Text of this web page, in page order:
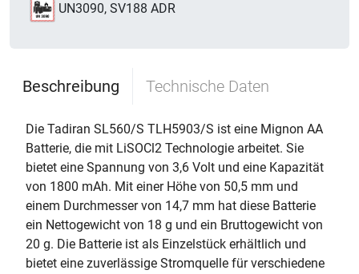
UN3090, SV188 ADR
Beschreibung Technische Daten
Die Tadiran SL560/S TLH5903/S ist eine Mignon AA
Batterie, die mit LiSOCl2 Technologie arbeitet. Sie
bietet eine Spannung von 3,6 Volt und eine Kapazität
von 1800 mAh. Mit einer Höhe von 50,5 mm und
einem Durchmesser von 14,7 mm hat diese Batterie
ein Nettogewicht von 18 g und ein Bruttogewicht von
20 g. Die Batterie ist als Einzelstück erhältlich und
bietet eine zuverlässige Stromquelle für verschiedene